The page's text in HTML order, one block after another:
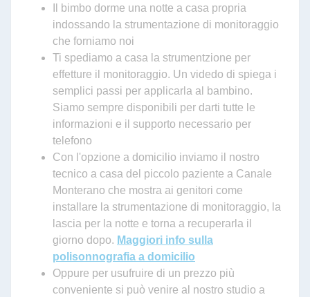
Il bimbo dorme una notte a casa propria
indossando la strumentazione di monitoraggio
che forniamo noi
Ti spediamo a casa la strumentzione per
effetture il monitoraggio. Un videdo di spiega i
semplici passi per applicarla al bambino.
Siamo sempre disponibili per darti tutte le
informazioni e il supporto necessario per
telefono
Con l'opzione a domicilio inviamo il nostro
tecnico a casa del piccolo paziente a Canale
Monterano che mostra ai genitori come
installare la strumentazione di monitoraggio, la
lascia per la notte e torna a recuperarla il
giorno dopo. Maggiori info sulla
polisonnografia a domicilio
Oppure per usufruire di un prezzo più
conveniente si può venire al nostro studio a